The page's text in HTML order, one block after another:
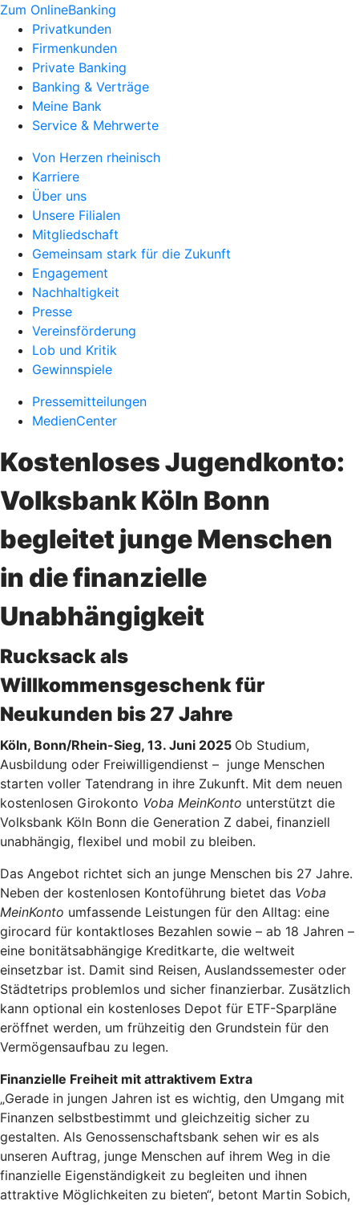
Zum OnlineBanking
Privatkunden
Firmenkunden
Private Banking
Banking & Verträge
Meine Bank
Service & Mehrwerte
Von Herzen rheinisch
Karriere
Über uns
Unsere Filialen
Mitgliedschaft
Gemeinsam stark für die Zukunft
Engagement
Nachhaltigkeit
Presse
Vereinsförderung
Lob und Kritik
Gewinnspiele
Pressemitteilungen
MedienCenter
Kostenloses Jugendkonto:
Volksbank Köln Bonn
begleitet junge Menschen
in die finanzielle
Unabhängigkeit
Rucksack als
Willkommensgeschenk für
Neukunden bis 27 Jahre
Köln, Bonn/Rhein-Sieg, 13. Juni 2025 Ob Studium,
Ausbildung oder Freiwilligendienst – junge Menschen
starten voller Tatendrang in ihre Zukunft. Mit dem neuen
kostenlosen Girokonto Voba MeinKonto unterstützt die
Volksbank Köln Bonn die Generation Z dabei, finanziell
unabhängig, flexibel und mobil zu bleiben.
Das Angebot richtet sich an junge Menschen bis 27 Jahre.
Neben der kostenlosen Kontoführung bietet das Voba
MeinKonto umfassende Leistungen für den Alltag: eine
girocard für kontaktloses Bezahlen sowie – ab 18 Jahren –
eine bonitätsabhängige Kreditkarte, die weltweit
einsetzbar ist. Damit sind Reisen, Auslandssemester oder
Städtetrips problemlos und sicher finanzierbar. Zusätzlich
kann optional ein kostenloses Depot für ETF-Sparpläne
eröffnet werden, um frühzeitig den Grundstein für den
Vermögensaufbau zu legen.
Finanzielle Freiheit mit attraktivem Extra
„Gerade in jungen Jahren ist es wichtig, den Umgang mit
Finanzen selbstbestimmt und gleichzeitig sicher zu
gestalten. Als Genossenschaftsbank sehen wir es als
unseren Auftrag, junge Menschen auf ihrem Weg in die
finanzielle Eigenständigkeit zu begleiten und ihnen
attraktive Möglichkeiten zu bieten“, betont Martin Sobich,